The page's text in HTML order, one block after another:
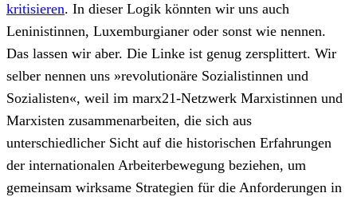
kritisieren. In dieser Logik könnten wir uns auch
Leninistinnen, Luxemburgianer oder sonst wie nennen.
Das lassen wir aber. Die Linke ist genug zersplittert. Wir
selber nennen uns »revolutionäre Sozialistinnen und
Sozialisten«, weil im marx21-Netzwerk Marxistinnen und
Marxisten zusammenarbeiten, die sich aus
unterschiedlicher Sicht auf die historischen Erfahrungen
der internationalen Arbeiterbewegung beziehen, um
gemeinsam wirksame Strategien für die Anforderungen in